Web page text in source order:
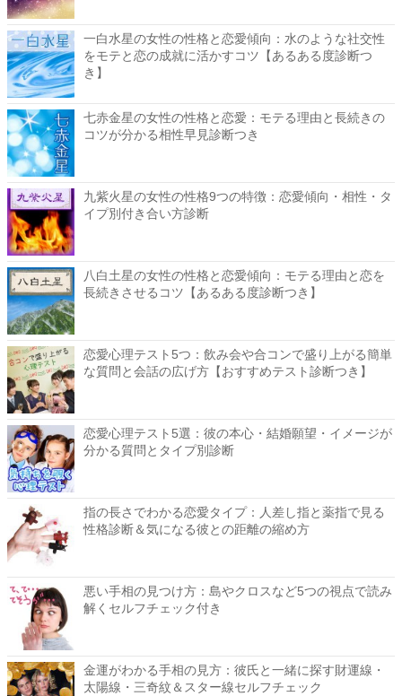
一白水星の女性の性格と恋愛傾向：水のような社交性
をモテと恋の成就に活かすコツ【あるある度診断つ
き】
七赤金星の女性の性格と恋愛：モテる理由と長続きの
コツが分かる相性早見診断つき
九紫火星の女性の性格9つの特徴：恋愛傾向・相性・タ
イプ別付き合い方診断
八白土星の女性の性格と恋愛傾向：モテる理由と恋を
長続きさせるコツ【あるある度診断つき】
恋愛心理テスト5つ：飲み会や合コンで盛り上がる簡単
な質問と会話の広げ方【おすすめテスト診断つき】
恋愛心理テスト5選：彼の本心・結婚願望・イメージが
分かる質問とタイプ別診断
指の長さでわかる恋愛タイプ：人差し指と薬指で見る
性格診断＆気になる彼との距離の縮め方
悪い手相の見つけ方：島やクロスなど5つの視点で読み
解くセルフチェック付き
金運がわかる手相の見方：彼氏と一緒に探す財運線・
太陽線・三奇紋＆スター線セルフチェック